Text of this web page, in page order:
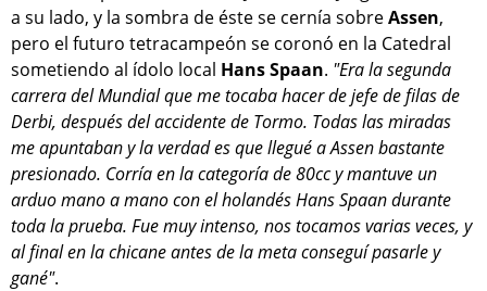
a su lado, y la sombra de éste se cernía sobreAssen,
pero el futuro tetracampeón se coronó en la Catedral
sometiendo al ídolo local Hans Spaan. "Era la segunda
carrera del Mundial que me tocaba hacer de jefe de filas de
Derbi, después del accidente de Tormo. Todas las miradas
me apuntaban y la verdad es que llegué a Assen bastante
presionado. Corría en la categoría de 80cc y mantuve un
arduo mano a mano con el holandés Hans Spaan durante
toda la prueba. Fue muy intenso, nos tocamos varias veces, y
al final en la chicane antes de la meta conseguí pasarle y
gané".